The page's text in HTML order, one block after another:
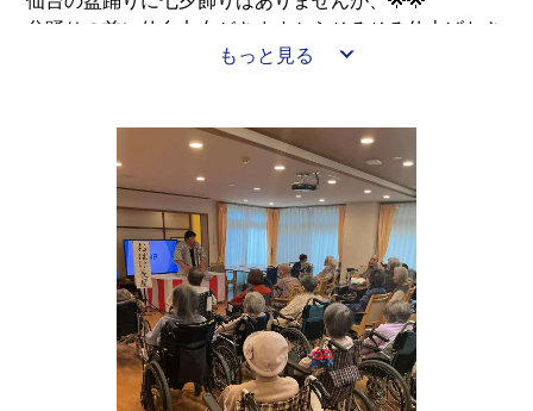
盆踊りの前に仙台七夕がきますからそろそろ仕上げなき
もっと見る